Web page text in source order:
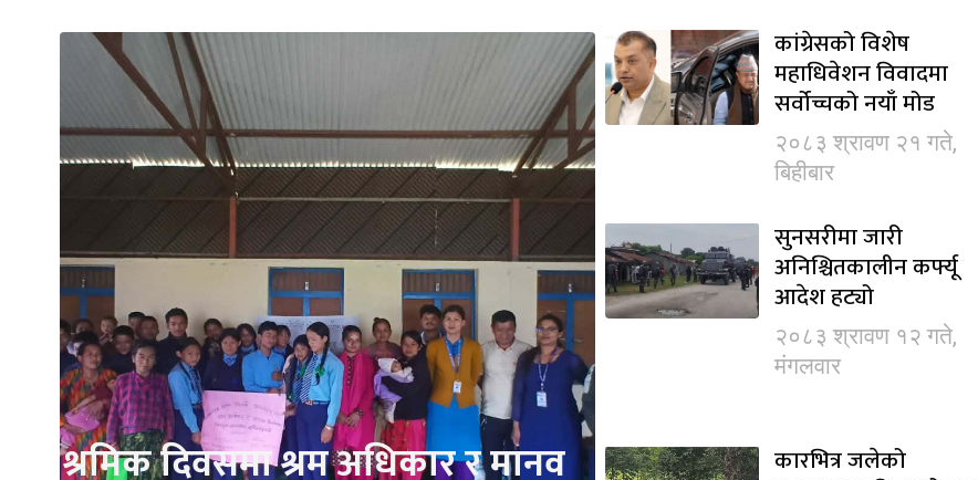
श्रमिक दिवसमा श्रम अधिकार र मानव
कांग्रेसको विशेष
महाधिवेशन विवादमा
सर्वोच्चको नयाँ मोड
२०८३ श्रावण २१ गते,
बिहीबार
सुनसरीमा जारी
अनिश्चितकालीन कर्फ्यू
आदेश हट्यो
२०८३ श्रावण १२ गते,
मंगलवार
कारभित्र जलेको